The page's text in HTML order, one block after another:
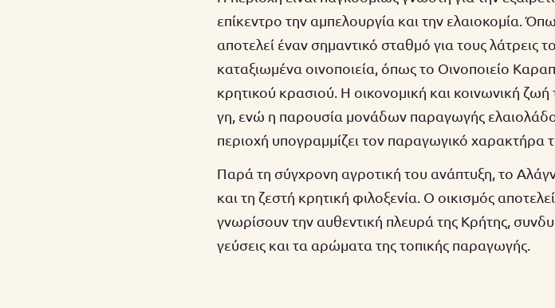
επίκεντρο την αμπελουργία και την ελαιοκομία.
αποτελεί έναν σημαντικό σταθμό για τους λάτρεις
καταξιωμένα οινοποιεία, όπως το Οινοποιείο
κρητικού κρασιού. Η οικονομική και κοινωνική
γη, ενώ η παρουσία μονάδων παραγωγής
περιοχή υπογραμμίζει τον παραγωγικό χαρακτήρα
Παρά τη σύγχρονη αγροτική του ανάπτυξη, το
και τη ζεστή κρητική φιλοξενία. Ο οικισμός
γνωρίσουν την αυθεντική πλευρά της Κρήτης,
γεύσεις και τα αρώματα της τοπικής παραγωγής.